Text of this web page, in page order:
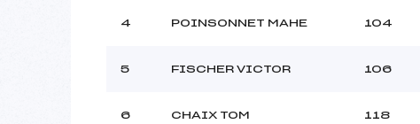
4 POINSONNET MAHE 104
5 FISCHER VICTOR 106
6 CHAIX TOM 118